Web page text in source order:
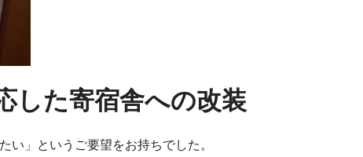
した寄宿舎への改装
い」というご要望をお持ちでした。